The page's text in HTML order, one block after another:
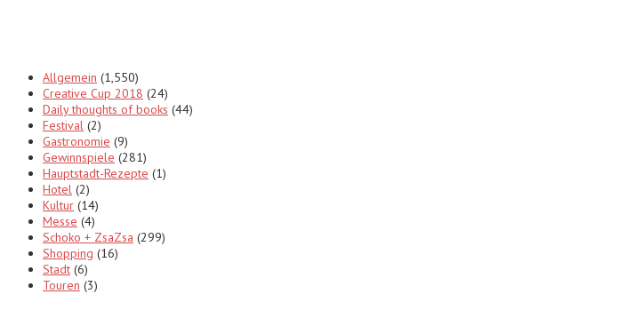
Allgemein (1,550)
Creative Cup 2018 (24)
Daily thoughts of books (44)
Festival (2)
Gastronomie (9)
Gewinnspiele (281)
Hauptstadt-Rezepte (1)
Hotel (2)
Kultur (14)
Messe (4)
Schoko + ZsaZsa (299)
Shopping (16)
Stadt (6)
Touren (3)